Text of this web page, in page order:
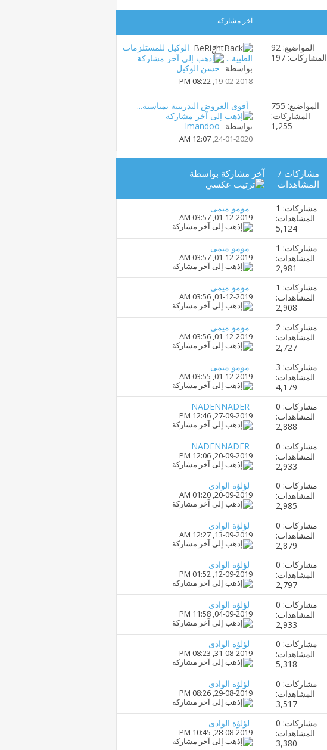
آخر مشاركة
مشاهدة
تغذيات
المواضيع: 92
المشاركات: 197
الوكيل للمستلزمات
الطبية...
بواسطة حسن الوكيل
19-02-2018,
08:22 PM
مشاهدة
تغذيات
المواضيع: 755
المشاركات:
1,255
أقوى العروض التدريبية بمناسبة...
بواسطة lmandoo
24-01-2020,
12:07 AM
مشاركات /
المشاهدات
آخر مشاركة بواسطة
مشاركات: 1
المشاهدات:
5,124
مومو ميمى
01-12-2019,
03:57 AM
مشاركات: 1
المشاهدات:
2,981
مومو ميمى
01-12-2019,
03:57 AM
مشاركات: 1
المشاهدات:
2,908
مومو ميمى
01-12-2019,
03:56 AM
مشاركات: 2
المشاهدات:
2,727
مومو ميمى
01-12-2019,
03:56 AM
مشاركات: 3
المشاهدات:
4,179
مومو ميمى
01-12-2019,
03:55 AM
مشاركات: 0
المشاهدات:
2,888
NADENNADER
27-09-2019,
12:46 PM
مشاركات: 0
المشاهدات:
2,933
NADENNADER
20-09-2019,
12:06 PM
مشاركات: 0
المشاهدات:
2,985
لؤلؤة الوادى
20-09-2019,
01:20 AM
مشاركات: 0
المشاهدات:
2,879
لؤلؤة الوادى
13-09-2019,
12:27 AM
مشاركات: 0
المشاهدات:
2,797
لؤلؤة الوادى
12-09-2019,
01:52 PM
مشاركات: 0
المشاهدات:
2,933
لؤلؤة الوادى
04-09-2019,
11:58 PM
مشاركات: 0
المشاهدات:
5,318
لؤلؤة الوادى
31-08-2019,
08:23 PM
مشاركات: 0
المشاهدات:
3,517
لؤلؤة الوادى
29-08-2019,
08:26 PM
مشاركات: 0
المشاهدات:
3,380
لؤلؤة الوادى
28-08-2019,
10:45 PM